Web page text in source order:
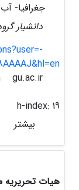
جغرافیا-
دانشیار
gu.ac.ir
h-index: 19
بیشتر
هیات تحریریه